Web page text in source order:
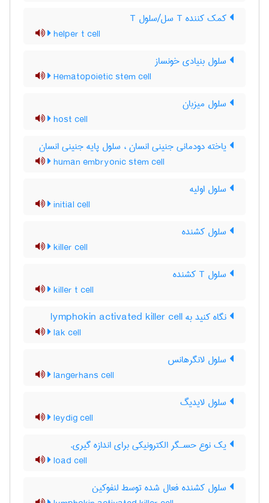
کمک کننده T سل/سلول T
helper t cell
سلول بنیادی خونساز
Hematopoietic stem cell
سلول میزبان
host cell
یاخته دودمانی جنینی انسان ، سلول پایه جنینی انسان
human embryonic stem cell
سلول اولیه
initial cell
سلول کشنده
killer cell
سلول T کشنده
killer t cell
نگاه کنید به lymphokin activated killer cell
lak cell
سلول لانگرهانس
langerhans cell
سلول لایدیگ
leydig cell
یك نوع حسـگر الكترونیكی برای اندازه گیری.
load cell
سلول کشنده فعال شده توسط لنفوکین